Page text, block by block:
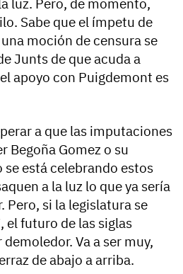
luz. Pero, de momento,
Sabe que el ímpetu de
moción de censura se
Junts de que acuda a
apoyo con Puigdemont es
a que las imputaciones
Begoña Gomez o su
está celebrando estos
a la luz lo que ya sería
Pero, si la legislatura se
el futuro de las siglas
Va a ser muy,
de abajo a arriba.